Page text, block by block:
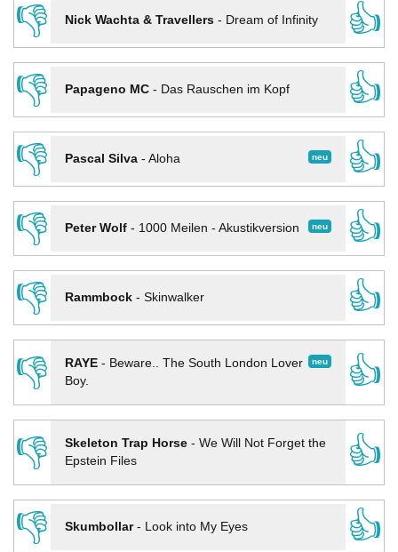
👎
Nick Wachta & Travellers- Dream of Infinity
👍
👎
Papageno MC- Das Rauschen im Kopf
👍
👎
neu
Pascal Silva- Aloha
👍
👎
neu
Peter Wolf- 1000 Meilen - Akustikversion
👍
👎
Rammbock- Skinwalker
👍
👎
neu
RAYE- Beware.. The South London Lover
Boy.
👍
👎 Skeleton Trap Horse- We Will Not Forget the
Epstein Files
👍
👎
Skumbollar- Look into My Eyes
👍